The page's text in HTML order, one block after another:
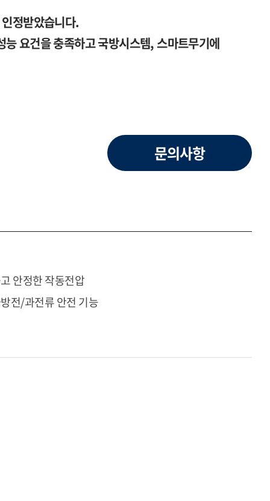
정받았습니다.
요건을 충족하고 국방시스템, 스마트무기에
문의사항
안정한 작동전압
전/과전류 안전 기능